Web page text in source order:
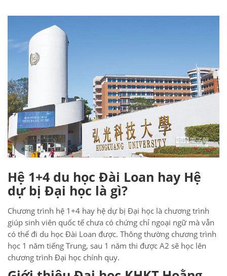
Hệ 1+4 du học Đài Loan hay Hệ
dự bị Đại học là gì?
Chương trình hệ 1+4 hay hệ dự bị Đại học là chương trình
giúp sinh viên quốc tế chưa có chứng chỉ ngoại ngữ mà vẫn
có thể đi du học Đài Loan được. Thông thường chương trình
học 1 năm tiếng Trung, sau 1 năm thi được A2 sẽ học lên
chương trình Đại học chính quy.